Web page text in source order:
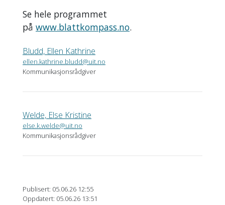
Se hele programmet
på www.blattkompass.no.
Bludd, Ellen Kathrine
ellen.kathrine.bludd@uit.no
Kommunikasjonsrådgiver
Welde, Else Kristine
else.k.welde@uit.no
Kommunikasjonsrådgiver
Publisert: 05.06.26 12:55
Oppdatert: 05.06.26 13:51